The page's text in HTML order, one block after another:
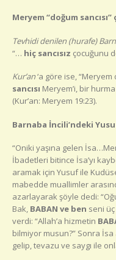
Meryem “doğum
Tevhidi denilen (hurafe)
“… hiç sancısız çocuğunu
Kur’an‘a göre ise, “Meryem
sancısı Meryem’i, bir
(Kur’an: Meryem 19:23).
Barnaba İncili’ndeki
“Oniki yaşına gelen
İbadetleri bitince İsa’yı
aramak için Yusuf ile
mabedde muallimler
azarlayarak şöyle dedi:
Bak, BABAN ve ben seni
verdi: “Allah’a hizmetin
bilmiyor musun?” Sonra
gelip, tevazu ve saygı ile